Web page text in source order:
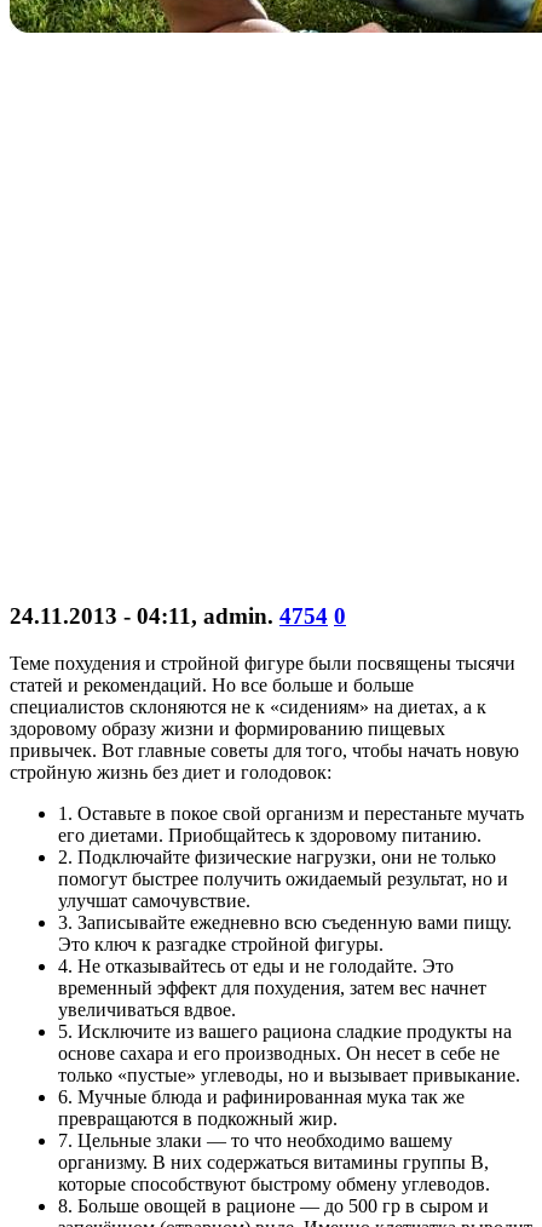
24.11.2013 - 04:11, admin. 4754 0
Теме похудения и стройной фигуре были посвящены тысячи
статей и рекомендаций. Но все больше и больше
специалистов склоняются не к «сидениям» на диетах, а к
здоровому образу жизни и формированию пищевых
привычек. Вот главные советы для того, чтобы начать новую
стройную жизнь без диет и голодовок:
1. Оставьте в покое свой организм и перестаньте мучать
его диетами. Приобщайтесь к здоровому питанию.
2. Подключайте физические нагрузки, они не только
помогут быстрее получить ожидаемый результат, но и
улучшат самочувствие.
3. Записывайте ежедневно всю съеденную вами пищу.
Это ключ к разгадке стройной фигуры.
4. Не отказывайтесь от еды и не голодайте. Это
временный эффект для похудения, затем вес начнет
увеличиваться вдвое.
5. Исключите из вашего рациона сладкие продукты на
основе сахара и его производных. Он несет в себе не
только «пустые» углеводы, но и вызывает привыкание.
6. Мучные блюда и рафинированная мука так же
превращаются в подкожный жир.
7. Цельные злаки — то что необходимо вашему
организму. В них содержаться витамины группы В,
которые способствуют быстрому обмену углеводов.
8. Больше овощей в рационе — до 500 гр в сыром и